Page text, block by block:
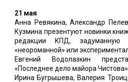
21 мая
Анна Ревякина, Александр
Кузмина презентуют новинки
редакции КПД, задуманную
«неороманной» или
Евгений Водолазкин
«Последнее дело майора Чистова».
Ирина Бугрышева, Валерия